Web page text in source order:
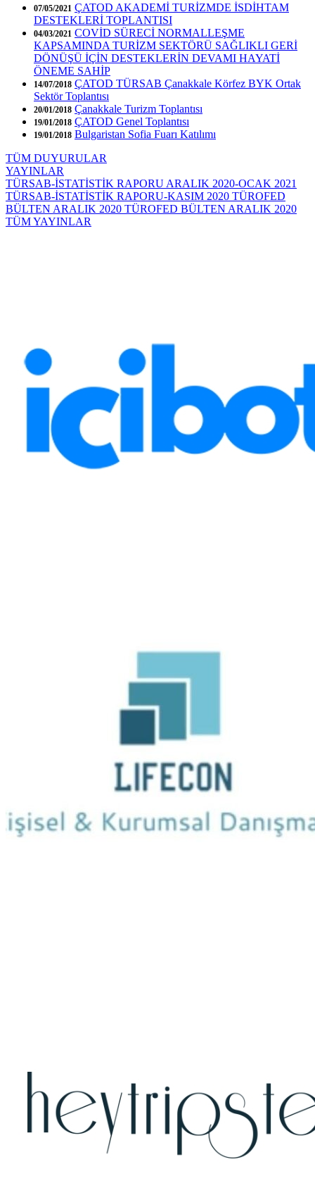
07/05/2021 ÇATOD AKADEMİ TURİZMDE İSDİHTAM
DESTEKLERİ TOPLANTISI
04/03/2021 COVİD SÜRECİ NORMALLEŞME
KAPSAMINDA TURİZM SEKTÖRÜ SAĞLIKLI GERİ
DÖNÜŞÜ İÇİN DESTEKLERİN DEVAMI HAYATİ
ÖNEME SAHİP
14/07/2018 ÇATOD TÜRSAB Çanakkale Körfez BYK Ortak
Sektör Toplantısı
20/01/2018 Çanakkale Turizm Toplantısı
19/01/2018 ÇATOD Genel Toplantısı
19/01/2018 Bulgaristan Sofia Fuarı Katılımı
TÜM DUYURULAR
YAYINLAR
TÜRSAB-İSTATİSTİK RAPORU ARALIK 2020-OCAK 2021
TÜRSAB-İSTATİSTİK RAPORU-KASIM 2020 TÜROFED
BÜLTEN ARALIK 2020 TÜROFED BÜLTEN ARALIK 2020
TÜM YAYINLAR